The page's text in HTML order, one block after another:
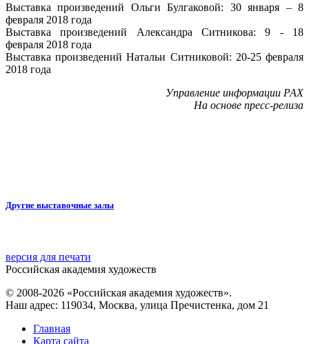
Выставка произведений Ольги Булгаковой: 30 января – 8
февраля 2018 года
Выставка произведений Александра Ситникова: 9 - 18
февраля 2018 года
Выставка произведений Натальи Ситниковой: 20-25 февраля
2018 года
Управление информации РАХ
На основе пресс-релиза
Другие выставочные залы
версия для печати
Российская академия художеств
© 2008-2026 «Российская академия художеств».
Наш адрес: 119034, Москва, улица Пречистенка, дом 21
Главная
Карта сайта